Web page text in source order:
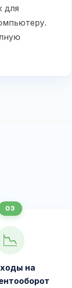
для
📉
на